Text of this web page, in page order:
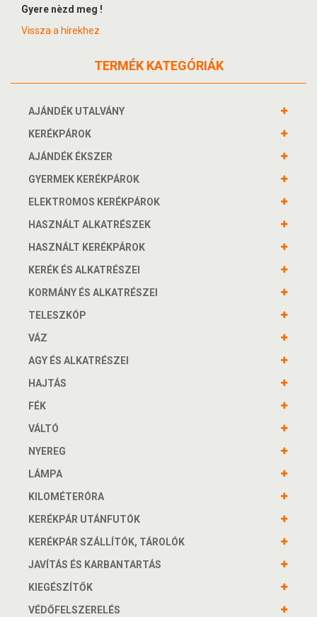
Gyere nèzd meg !
Vissza a hírekhez
TERMÉK KATEGÓRIÁK
AJÁNDÉK UTALVÁNY
KERÉKPÁROK
AJÁNDÉK ÉKSZER
GYERMEK KERÉKPÁROK
ELEKTROMOS KERÉKPÁROK
HASZNÁLT ALKATRÉSZEK
HASZNÁLT KERÉKPÁROK
KERÉK ÉS ALKATRÉSZEI
KORMÁNY ÉS ALKATRÉSZEI
TELESZKÓP
VÁZ
AGY ÉS ALKATRÉSZEI
HAJTÁS
FÉK
VÁLTÓ
NYEREG
LÁMPA
KILOMÉTERÓRA
KERÉKPÁR UTÁNFUTÓK
KERÉKPÁR SZÁLLÍTÓK, TÁROLÓK
JAVÍTÁS ÉS KARBANTARTÁS
KIEGÉSZÍTŐK
VÉDŐFELSZERELÉS